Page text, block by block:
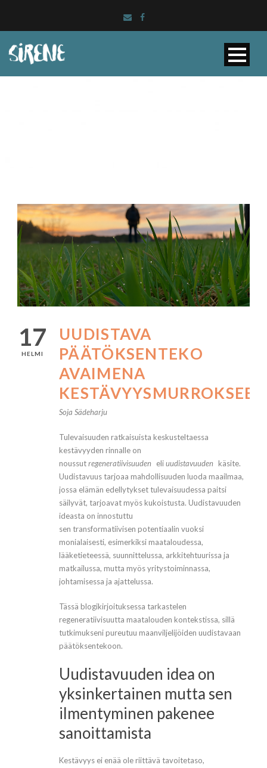
17
HELMI
UUDISTAVA
PÄÄTÖKSENTEKO
AVAIMENA
Soja Sädeharju
Tulevaisuuden ratkaisuista keskusteltaessa
kestävyyden rinnalle on
noussutregeneratiivisuuden eliuudistavuuden käsite.
Uudistavuus tarjoaa mahdollisuuden luoda maailmaa,
jossa elämän edellytykset tulevaisuudessa paitsi
säilyvät, tarjoavat myös kukoistusta. Uudistavuuden
ideasta on innostuttu
sen transformatiivisen potentiaalin vuoksi
monialaisesti, esimerkiksi maataloudessa,
lääketieteessä, suunnittelussa, arkkitehtuurissa ja
matkailussa, mutta myös yritystoiminnassa,
johtamisessa ja ajattelussa.
Tässä blogikirjoituksessa tarkastelen
regeneratiivisuutta maatalouden kontekstissa, sillä
tutkimukseni pureutuu maanviljelijöiden uudistavaan
päätöksentekoon.
Uudistavuuden idea on
yksinkertainen mutta sen
ilmentyminen pakenee
sanoittamista
Kestävyys ei enää ole riittävä tavoitetaso,